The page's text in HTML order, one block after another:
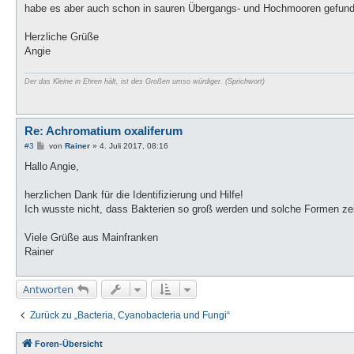
habe es aber auch schon in sauren Übergangs- und Hochmooren
Herzliche Grüße
Angie
Der das Kleine in Ehren hält, ist des Großen umso würdiger. (Sprichwort)
Re: Achromatium oxaliferum
#3
B
i
a
von Rainer» 4. Juli 2017, 08:16
Hallo Angie,
herzlichen Dank für die Identifizierung und Hilfe!
Ich wusste nicht, dass Bakterien so groß werden und solche Formen
Viele Grüße aus Mainfranken
Rainer
Antworten
Zurück zu „Bacteria, Cyanobacteria und Fungi“
Foren-Übersicht